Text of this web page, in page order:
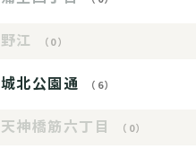
野江 （0）
城北公園通 （6）
天神橋筋六丁目 （0）